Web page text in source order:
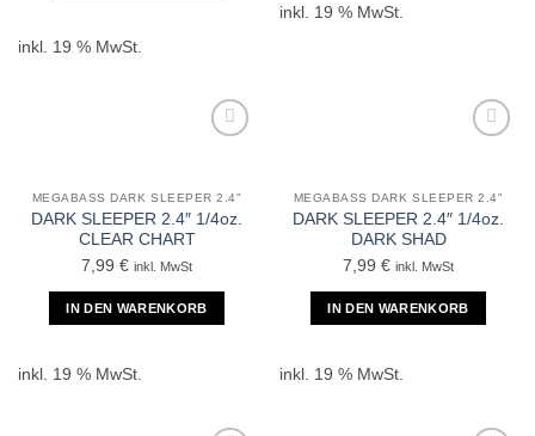
inkl. 19 % MwSt.
inkl. 19 % MwSt.
MEGABASS DARK SLEEPER 2.4"
DARK SLEEPER 2.4″ 1/4oz.
CLEAR CHART
7,99 € inkl. MwSt
IN DEN WARENKORB
inkl. 19 % MwSt.
MEGABASS DARK SLEEPER 2.4"
DARK SLEEPER 2.4″ 1/4oz.
DARK SHAD
7,99 € inkl. MwSt
IN DEN WARENKORB
inkl. 19 % MwSt.